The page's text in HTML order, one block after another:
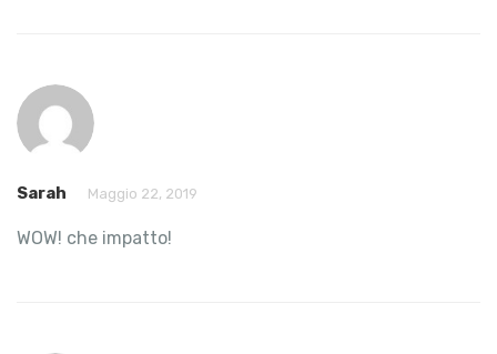
Sarah Maggio 22, 2019
WOW! che impatto!